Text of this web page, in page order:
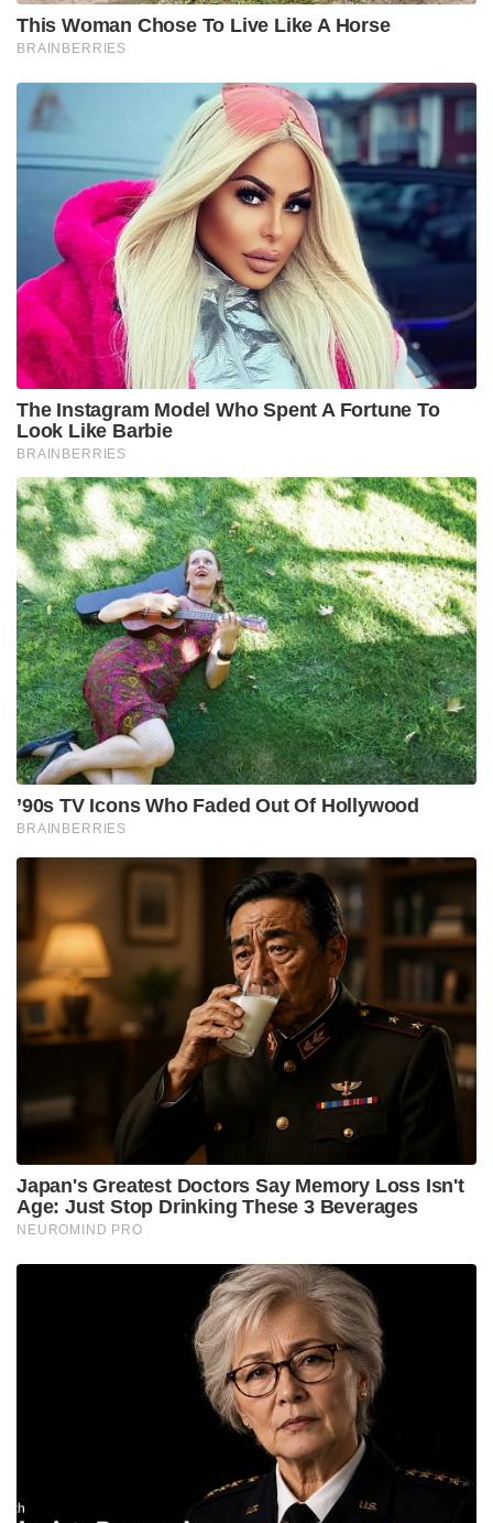
This Woman Chose To Live Like A Horse
BRAINBERRIES
The Instagram Model Who Spent A Fortune To
Look Like Barbie
BRAINBERRIES
’90s TV Icons Who Faded Out Of Hollywood
BRAINBERRIES
Japan's Greatest Doctors Say Memory Loss Isn't
Age: Just Stop Drinking These 3 Beverages
NEUROMIND PRO